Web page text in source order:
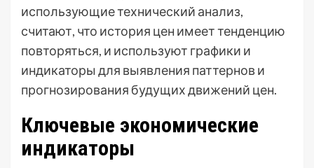
использующие технический анализ,
считают, что история цен имеет тенденцию
повторяться, и используют графики и
индикаторы для выявления паттернов и
прогнозирования будущих движений цен.
Ключевые экономические
индикаторы